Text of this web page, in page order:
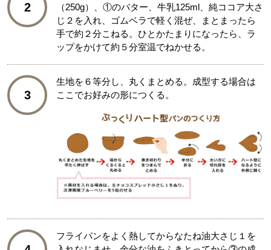
2
（250g）、①のバター、牛乳125ml、純ココア大さ
じ２を入れ、ゴムベラで軽く混ぜ、まとまったら
手で約２分こねる。ひとかたまりになったら、ラ
ップをかけて約５分室温でねかせる。
3
生地を６等分し、丸くまとめる。成型する場合は
ここでお好みの形につくる。
フライパンをよく熱してからなたね油大さじ１を